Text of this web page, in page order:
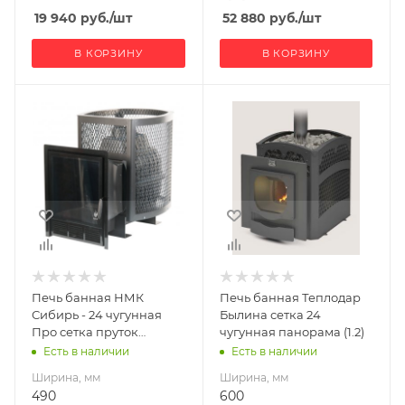
19 940 руб./шт
В КОРЗИНУ
52 880 руб./шт
В КОРЗИНУ
Ширина, мм
Глубина, мм
760
Высота, мм
710
Вид топлива
Длина дров, мм
450
Масса камней, кг
180
Гарантия, мес.
Печь банная НМК
Сибирь - 24 чугунная
Про сетка пруток
панорама
Есть в наличии
Ширина, мм
490
Глубина, мм
Высота, мм
740
Материал
Чугун
Вид топлива
Дрова
Диаметр дымохода,
мм
115
Печь банная Теплодар
Былина сетка 24
чугунная панорама (1.2)
Есть в наличии
Ширина, мм
600